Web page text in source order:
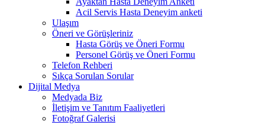
Acil Servis Hasta Deneyim anketi
Ulaşım
Öneri ve Görüşleriniz
Hasta Görüş ve Öneri Formu
Personel Görüş ve Öneri Formu
Telefon Rehberi
Sıkça Sorulan Sorular
Dijital Medya
Medyada Biz
İletişim ve Tanıtım Faaliyetleri
Fotoğraf Galerisi